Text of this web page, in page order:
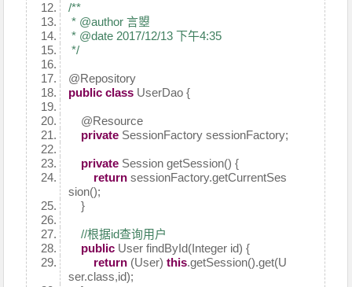
/**
* @author 言曌
* @date 2017/12/13 下午4:35
*/
@Repository
public class UserDao {
@Resource
private SessionFactory sessionFactory;
private Session getSession() {
return sessionFactory.getCurrentSes
sion();
}
//根据id查询用户
public User findById(Integer id) {
return (User)this.getSession().get(U
ser.class,id);